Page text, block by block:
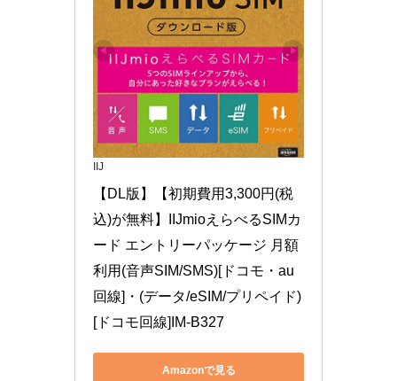
IIJ
【DL版】【初期費用3,300円(税
込)が無料】IIJmioえらべるSIMカ
ード エントリーパッケージ 月額
利用(音声SIM/SMS)[ドコモ・au
回線]・(データ/eSIM/プリペイド)
[ドコモ回線]IM-B327
Amazonで見る